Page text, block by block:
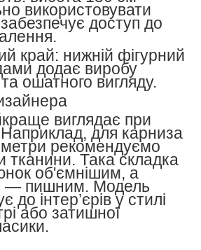
використовувати
забезпечує доступ до
край: нижній фігурний
додає виробу
ошатного вигляду.
виглядає при
для карниза
рекомендуємо
тканини. Така складка
об'ємнішим, а
— пишним. Модель
до інтер’єрів у стилі
або затишної